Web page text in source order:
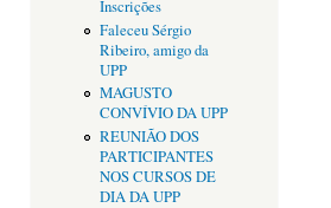
Inscrições
Faleceu Sérgio
Ribeiro, amigo da
UPP
MAGUSTO
CONVÍVIO DA UPP
REUNIÃO DOS
PARTICIPANTES
NOS CURSOS DE
DIA DA UPP